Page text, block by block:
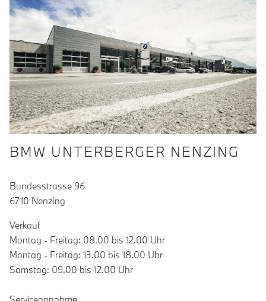
BMW UNTERBERGER NENZING
Bundesstrasse 96
6710 Nenzing
Verkauf
Montag - Freitag: 08.00 bis 12.00 Uhr
Montag - Freitag: 13.00 bis 18.00 Uhr
Samstag: 09.00 bis 12.00 Uhr